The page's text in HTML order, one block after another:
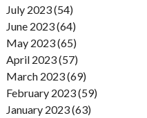
July 2023 (54)
June 2023 (64)
May 2023 (65)
April 2023 (57)
March 2023 (69)
February 2023 (59)
January 2023 (63)